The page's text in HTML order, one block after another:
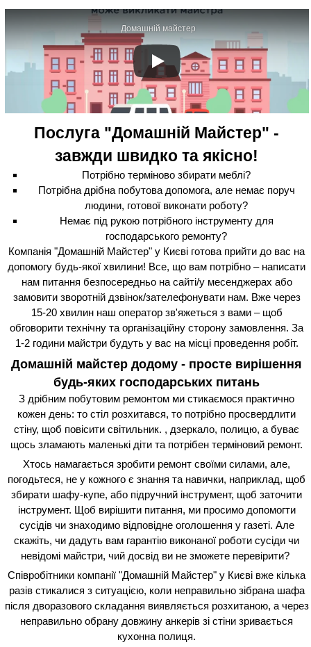
Домашній майстер
Послуга "Домашній Майстер" -
завжди швидко та якісно!
Потрібно терміново збирати меблі?
Потрібна дрібна побутова допомога, але немає поруч
людини, готової виконати роботу?
Немає під рукою потрібного інструменту для
господарського ремонту?
Компанія "Домашній Майстер" у Києві готова прийти до вас на
допомогу будь-якої хвилини! Все, що вам потрібно – написати
нам питання безпосередньо на сайті/у месенджерах або
замовити зворотній дзвінок/зателефонувати нам. Вже через
15-20 хвилин наш оператор зв'яжеться з вами – щоб
обговорити технічну та організаційну сторону замовлення. За
1-2 години майстри будуть у вас на місці проведення робіт.
Домашній майстер додому - просте вирішення
будь-яких господарських питань
З дрібним побутовим ремонтом ми стикаємося практично
кожен день: то стіл розхитався, то потрібно просвердлити
стіну, щоб повісити світильник. , дзеркало, полицю, а буває
щось зламають маленькі діти та потрібен терміновий ремонт.
Хтось намагається зробити ремонт своїми силами, але,
погодьтеся, не у кожного є знання та навички, наприклад, щоб
збирати шафу-купе, або підручний інструмент, щоб заточити
інструмент. Щоб вирішити питання, ми просимо допомогти
сусідів чи знаходимо відповідне оголошення у газеті. Але
скажіть, чи дадуть вам гарантію виконаної роботи сусіди чи
невідомі майстри, чий досвід ви не зможете перевірити?
Співробітники компанії "Домашній Майстер" у Києві вже кілька
разів стикалися з ситуацією, коли неправильно зібрана шафа
після дворазового складання виявляється розхитаною, а через
неправильно обрану довжину анкерів зі стіни зривається
кухонна полиця.